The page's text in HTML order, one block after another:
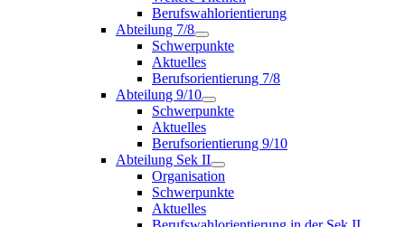
Berufswahlorientierung
Abteilung 7/8
Schwerpunkte
Aktuelles
Berufsorientierung 7/8
Abteilung 9/10
Schwerpunkte
Aktuelles
Berufsorientierung 9/10
Abteilung Sek II
Organisation
Schwerpunkte
Aktuelles